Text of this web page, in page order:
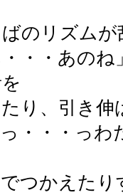
のリズムが
・・あのね
、引き伸
・・・っわ
つかえたり